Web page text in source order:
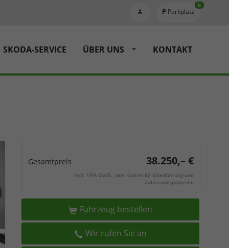
Parkplatz
0
SKODA-SERVICE ÜBER UNS KONTAKT
Gesamtpreis 38.250,– €
incl. 19% MwSt., den Kosten für Überführung und
Zulassungspapieren
Fahrzeug bestellen
Wir rufen Sie an